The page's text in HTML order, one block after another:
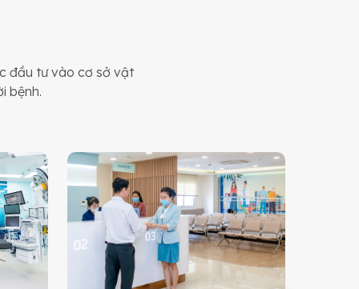
đầu tư vào cơ sở vật
bệnh.